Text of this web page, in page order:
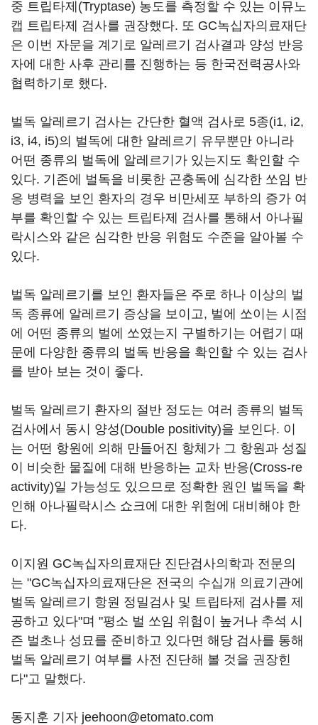
중 트립타제(Tryptase) 농도를 측정할 수 있는 이뮤노
캡 트립타제 검사를 권장했다. 또 GC녹십자의료재단
은 이번 자문을 계기로 알레르기 검사결과 양성 반응
자에 대한 사후 관리를 진행하는 등 한국전력공사와
협력하기로 했다.
벌독 알레르기 검사는 간단한 혈액 검사로 5종(i1, i2,
i3, i4, i5)의 벌독에 대한 알레르기 유무뿐만 아니라
어떤 종류의 벌독에 알레르기가 있는지도 확인할 수
있다. 기존에 벌독을 비롯한 곤충독에 심각한 쏘임 반
응 병력을 보인 환자의 경우 비만세포 부하의 증가 여
부를 확인할 수 있는 트립타제 검사를 통해서 아나필
락시스와 같은 심각한 반응 위험도 수준을 알아볼 수
있다.
벌독 알레르기를 보인 환자들은 주로 하나 이상의 벌
독 종류에 알레르기 증상을 보이고, 벌에 쏘이는 시점
에 어떤 종류의 벌에 쏘였는지 구별하기는 어렵기 때
문에 다양한 종류의 벌독 반응을 확인할 수 있는 검사
를 받아 보는 것이 좋다.
벌독 알레르기 환자의 절반 정도는 여러 종류의 벌독
검사에서 동시 양성(Double positivity)을 보인다. 이
는 어떤 항원에 의해 만들어진 항체가 그 항원과 성질
이 비슷한 물질에 대해 반응하는 교차 반응(Cross-re
activity)일 가능성도 있으므로 정확한 원인 벌독을 확
인해 아나필락시스 쇼크에 대한 위험에 대비해야 한
다.
이지원 GC녹십자의료재단 진단검사의학과 전문의
는 "GC녹십자의료재단은 전국의 수십개 의료기관에
벌독 알레르기 항원 정밀검사 및 트립타제 검사를 제
공하고 있다"며 "평소 벌 쏘임 위험이 높거나 추석 시
즌 벌초나 성묘를 준비하고 있다면 해당 검사를 통해
벌독 알레르기 여부를 사전 진단해 볼 것을 권장힌
다"고 말했다.
동지훈 기자 jeehoon@etomato.com